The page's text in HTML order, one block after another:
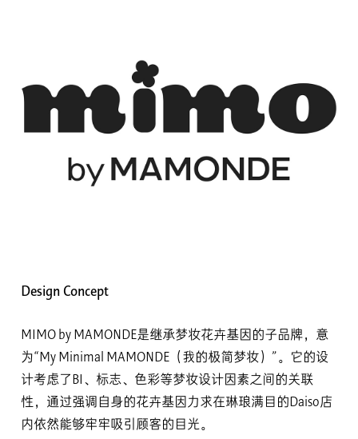
Design Concept
MIMO by MAMONDE是继承梦妆花卉基因的子品牌，意
为“My Minimal MAMONDE（我的极简梦妆）”。它的设
计考虑了BI、标志、色彩等梦妆设计因素之间的关联
性，通过强调自身的花卉基因力求在琳琅满目的Daiso店
内依然能够牢牢吸引顾客的目光。